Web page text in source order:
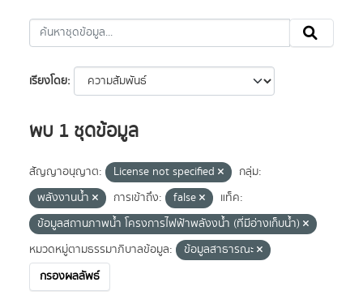
เรียงโดย
พบ 1 ชุดข้อมูล
สัญญาอนุญาต: License not specified
กลุ่ม:
พลังงานน้ำ
การเข้าถึง: false
แท็ค:
ข้อมูลสถานภาพน้ำ โครงการไฟฟ้าพลังงน้ำ (ที่มีอ่างเก็บน้ำ)
หมวดหมู่ตามธรรมาภิบาลข้อมูล:
ข้อมูลสาธารณะ
กรองผลลัพธ์